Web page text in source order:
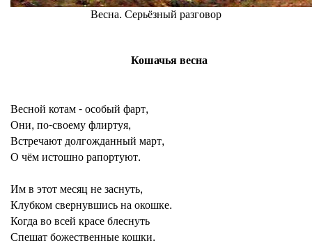
Весна. Серьёзный разговор
Кошачья весна
Весной котам - особый фарт,
Они, по-своему флиртуя,
Встречают долгожданный март,
О чём истошно рапортуют.
Им в этот месяц не заснуть,
Клубком свернувшись на окошке.
Когда во всей красе блеснуть
Спешат божественные кошки.